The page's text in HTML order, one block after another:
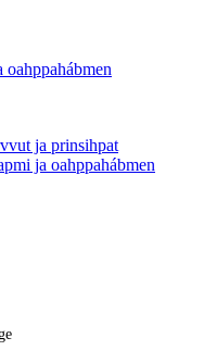
ja prinsihpat
ja oahppahábmen